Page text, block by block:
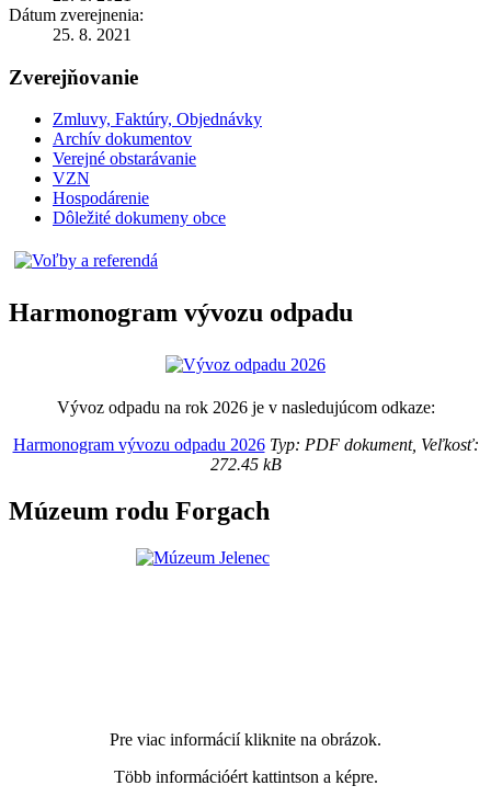
Dátum zverejnenia:
25. 8. 2021
Zverejňovanie
Zmluvy, Faktúry, Objednávky
Archív dokumentov
Verejné obstarávanie
VZN
Hospodárenie
Dôležité dokumeny obce
Harmonogram vývozu odpadu
Vývoz odpadu na rok 2026 je v nasledujúcom odkaze:
Harmonogram vývozu odpadu 2026Typ: PDF dokument, Veľkosť:
272.45 kB
Múzeum rodu Forgach
Pre viac informácií kliknite na obrázok.
Több információért kattintson a képre.